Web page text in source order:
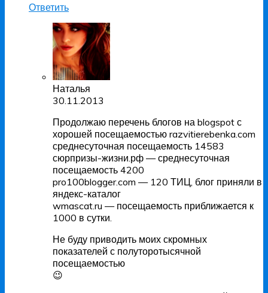
Ответить
Наталья
30.11.2013
Продолжаю перечень блогов на blogspot с
хорошей посещаемостью razvitierebenka.com
среднесуточная посещаемость 14583
сюрпризы-жизни.рф — среднесуточная
посещаемость 4200
pro100blogger.com — 120 ТИЦ, блог приняли в
яндекс-каталог
wmascat.ru — посещаемость приближается к
1000 в сутки.
Не буду приводить моих скромных
показателей с полуторотысячной
посещаемостью
😉